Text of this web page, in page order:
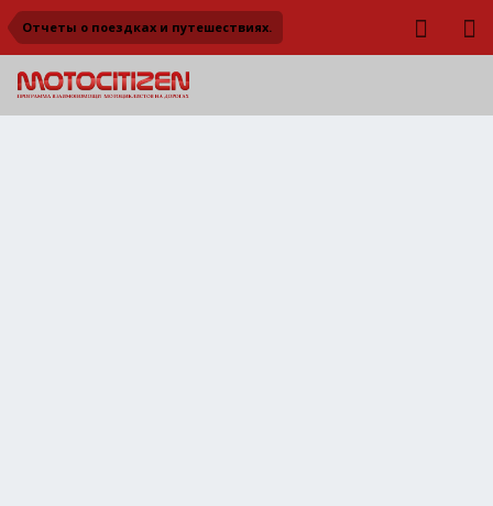
Отчеты о поездках и путешествиях.